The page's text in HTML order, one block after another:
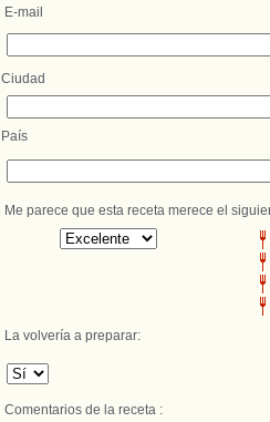
E-mail
Ciudad
País
Me parece que esta receta merece el
La volvería a preparar:
Comentarios de la receta :